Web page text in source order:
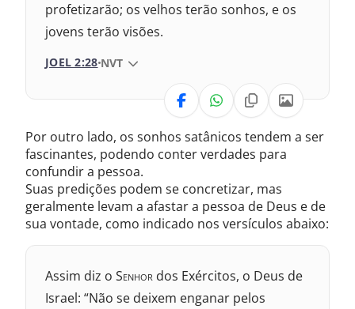
profetizarão; os velhos terão sonhos, e os
jovens terão visões.
JOEL 2:28 VERSÃO DA BÍBLIA
NVT
VERSÃO
Versão Internacional
– Nova Almeida Atualizada
– Almeida Revisada e Corrigida
– Almeida Revisada e Corrigida
– Almeida Revisada e Atualizada
Por outro lado, os sonhos satânicos tendem a ser
fascinantes, podendo conter verdades para
confundir a pessoa.
Suas predições podem se concretizar, mas
geralmente levam a afastar a pessoa de Deus e de
sua vontade, como indicado nos versículos abaixo:
Assim diz o Senhor dos Exércitos, o Deus de
Israel: “Não se deixem enganar pelos